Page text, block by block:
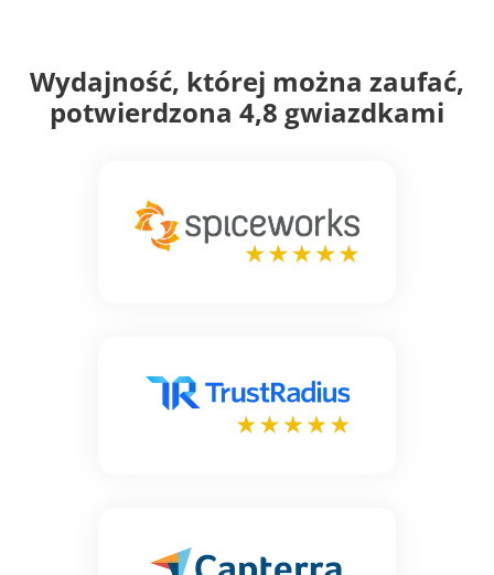
Wydajność, której można zaufać,